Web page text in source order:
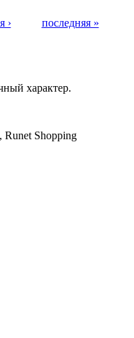
› последняя »
характер.
Shopping